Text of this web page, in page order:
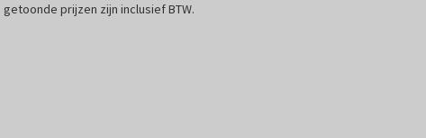
getoonde prijzen zijn inclusief BTW.